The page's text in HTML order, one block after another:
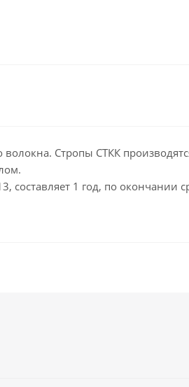
Стропы СТКК
составляет 1 год, по окончании